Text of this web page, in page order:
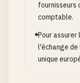
fournisseurs
comptable.
Pour
l'échange de
unique